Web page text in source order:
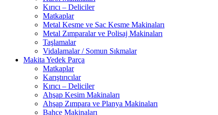
Kırıcı – Deliciler
Matkaplar
Metal Kesme ve Sac Kesme Makinaları
Metal Zımparalar ve Polisaj Makinaları
Taşlamalar
Vidalamalar / Somun Sıkmalar
Makita Yedek Parça
Matkaplar
Karıştırıcılar
Kırıcı – Deliciler
Ahşap Kesim Makinaları
Ahşap Zımpara ve Planya Makinaları
Bahçe Makinaları